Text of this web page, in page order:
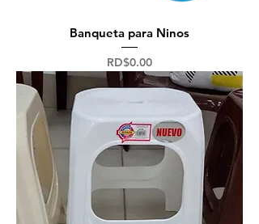
Banqueta para Ninos
Precio
RD$0.00